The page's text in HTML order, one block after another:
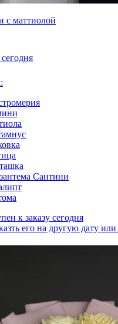
с маттиолой
Сантини
к заказу сегодня
его на другую дату